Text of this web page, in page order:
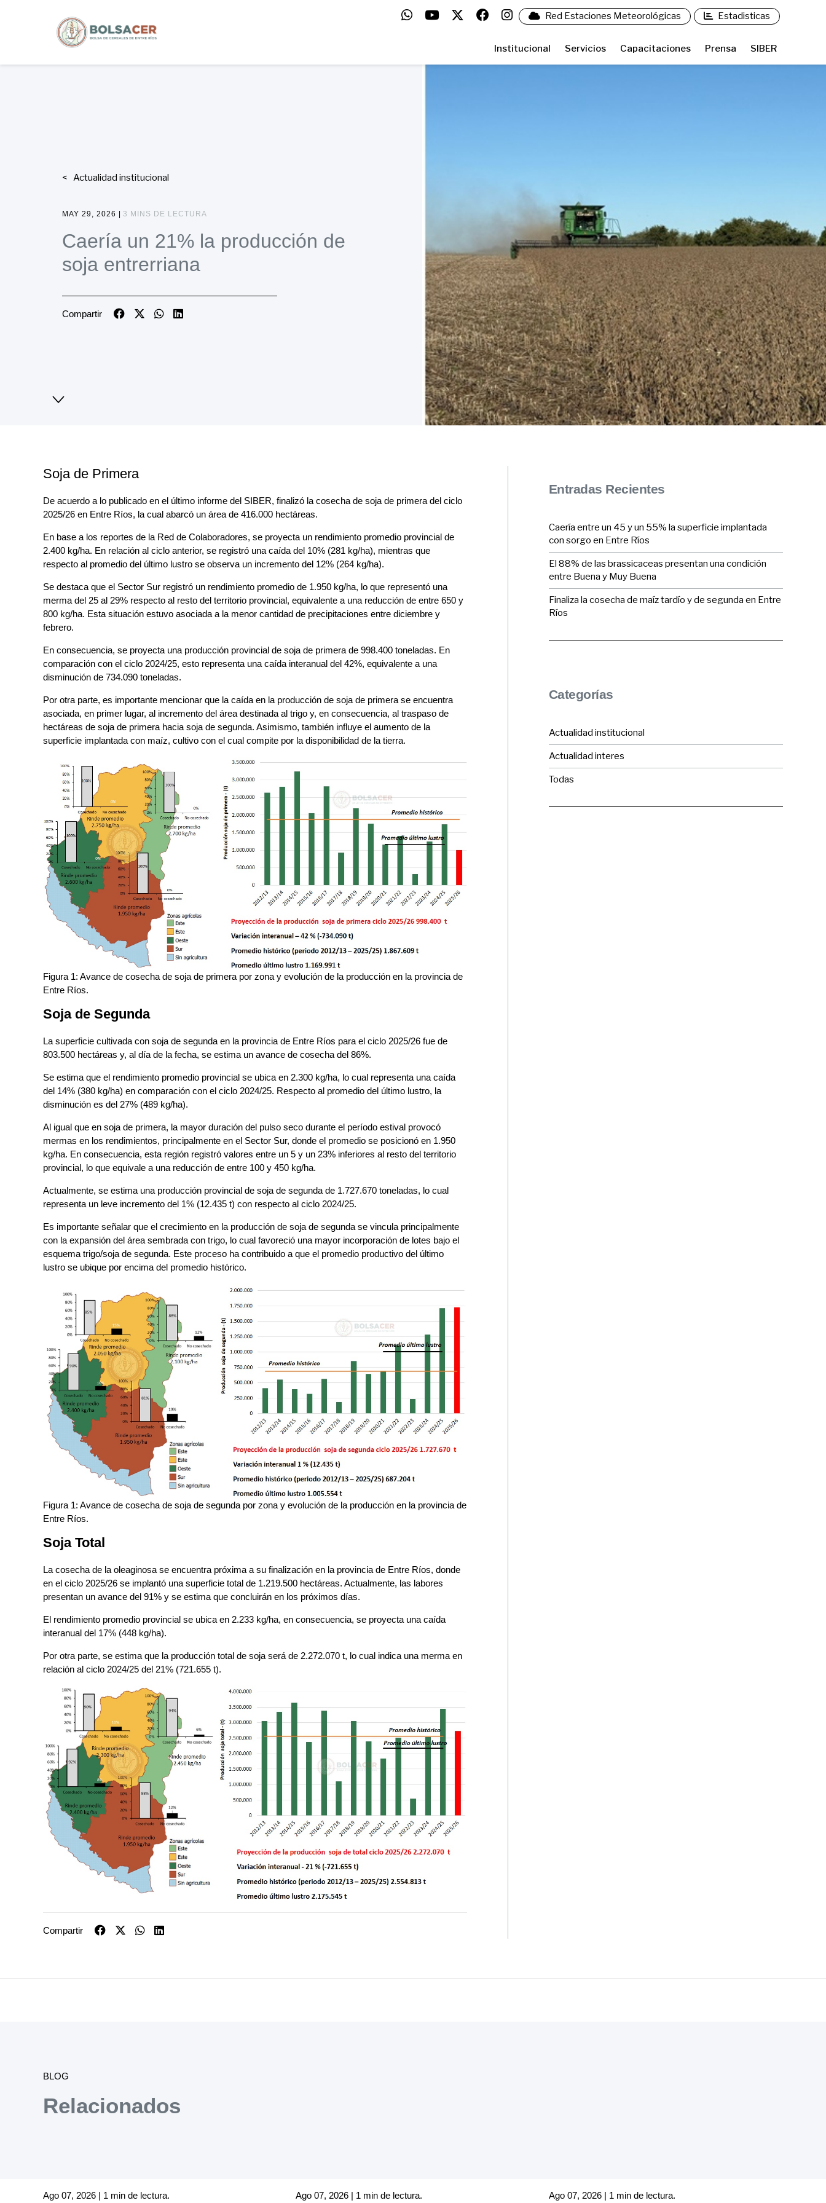
Institucional Servicios Capacitaciones Prensa SIBER
Red Estaciones Meteorológicas Estadisticas
Actualidad institucional
MAY 29, 2026 | 3 MINS DE LECTURA
Caería un 21% la producción de
soja entrerriana
Compartir
Soja de Primera
De acuerdo a lo publicado en el último informe del SIBER, finalizó la cosecha de soja de primera del ciclo
2025/26 en Entre Ríos, la cual abarcó un área de 416.000 hectáreas.
En base a los reportes de la Red de Colaboradores, se proyecta un rendimiento promedio provincial de
2.400 kg/ha. En relación al ciclo anterior, se registró una caída del 10% (281 kg/ha), mientras que
respecto al promedio del último lustro se observa un incremento del 12% (264 kg/ha).
Se destaca que el Sector Sur registró un rendimiento promedio de 1.950 kg/ha, lo que representó una
merma del 25 al 29% respecto al resto del territorio provincial, equivalente a una reducción de entre 650 y
800 kg/ha. Esta situación estuvo asociada a la menor cantidad de precipitaciones entre diciembre y
febrero.
En consecuencia, se proyecta una producción provincial de soja de primera de 998.400 toneladas. En
comparación con el ciclo 2024/25, esto representa una caída interanual del 42%, equivalente a una
disminución de 734.090 toneladas.
Por otra parte, es importante mencionar que la caída en la producción de soja de primera se encuentra
asociada, en primer lugar, al incremento del área destinada al trigo y, en consecuencia, al traspaso de
hectáreas de soja de primera hacia soja de segunda. Asimismo, también influye el aumento de la
superficie implantada con maíz, cultivo con el cual compite por la disponibilidad de la tierra.
Figura 1: Avance de cosecha de soja de primera por zona y evolución de la producción en la provincia de
Entre Ríos.
Soja de Segunda
La superficie cultivada con soja de segunda en la provincia de Entre Ríos para el ciclo 2025/26 fue de
803.500 hectáreas y, al día de la fecha, se estima un avance de cosecha del 86%.
Se estima que el rendimiento promedio provincial se ubica en 2.300 kg/ha, lo cual representa una caída
del 14% (380 kg/ha) en comparación con el ciclo 2024/25. Respecto al promedio del último lustro, la
disminución es del 27% (489 kg/ha).
Al igual que en soja de primera, la mayor duración del pulso seco durante el período estival provocó
mermas en los rendimientos, principalmente en el Sector Sur, donde el promedio se posicionó en 1.950
kg/ha. En consecuencia, esta región registró valores entre un 5 y un 23% inferiores al resto del territorio
provincial, lo que equivale a una reducción de entre 100 y 450 kg/ha.
Actualmente, se estima una producción provincial de soja de segunda de 1.727.670 toneladas, lo cual
representa un leve incremento del 1% (12.435 t) con respecto al ciclo 2024/25.
Es importante señalar que el crecimiento en la producción de soja de segunda se vincula principalmente
con la expansión del área sembrada con trigo, lo cual favoreció una mayor incorporación de lotes bajo el
esquema trigo/soja de segunda. Este proceso ha contribuido a que el promedio productivo del último
lustro se ubique por encima del promedio histórico.
Figura 1: Avance de cosecha de soja de segunda por zona y evolución de la producción en la provincia de
Entre Ríos.
Soja Total
La cosecha de la oleaginosa se encuentra próxima a su finalización en la provincia de Entre Ríos, donde
en el ciclo 2025/26 se implantó una superficie total de 1.219.500 hectáreas. Actualmente, las labores
presentan un avance del 91% y se estima que concluirán en los próximos días.
El rendimiento promedio provincial se ubica en 2.233 kg/ha, en consecuencia, se proyecta una caída
interanual del 17% (448 kg/ha).
Por otra parte, se estima que la producción total de soja será de 2.272.070 t, lo cual indica una merma en
relación al ciclo 2024/25 del 21% (721.655 t).
Compartir
Entradas Recientes
Caería entre un 45 y un 55% la superficie implantada
con sorgo en Entre Ríos
El 88% de las brassicaceas presentan una condición
entre Buena y Muy Buena
Finaliza la cosecha de maíz tardío y de segunda en Entre
Ríos
Categorías
Actualidad institucional
Actualidad interes
Todas
BLOG
Relacionados
Ago 07, 2026 | 1 min de lectura. Ago 07, 2026 | 1 min de lectura. Ago 07, 2026 | 1 min de lectura.